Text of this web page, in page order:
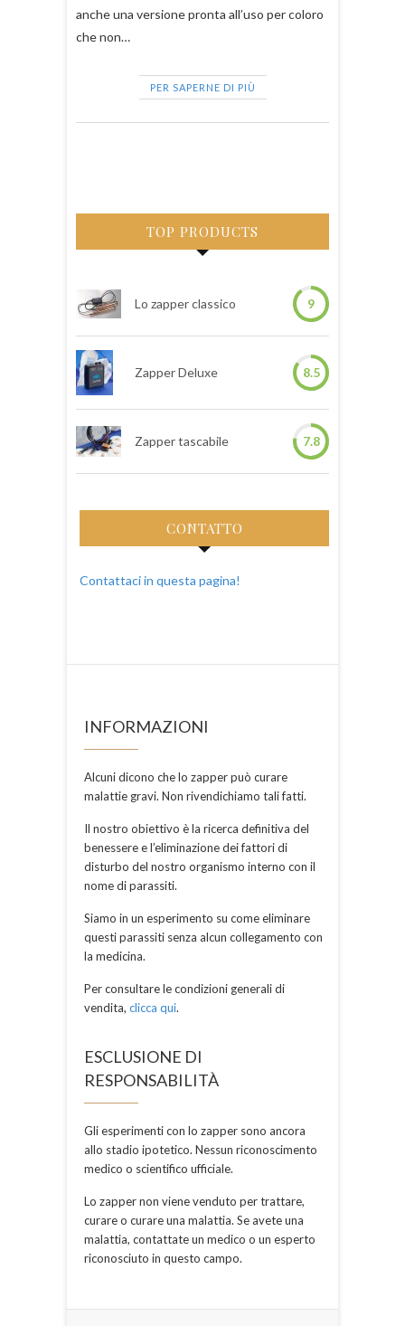
anche una versione pronta all’uso per coloro
che non…
PER SAPERNE DI PIÙ
TOP PRODUCTS
Lo zapper classico 9
Zapper Deluxe 8.5
Zapper tascabile 7.8
CONTATTO
Contattaci in questa pagina!
INFORMAZIONI
Alcuni dicono che lo zapper può curare
malattie gravi. Non rivendichiamo tali fatti.
Il nostro obiettivo è la ricerca definitiva del
benessere e l’eliminazione dei fattori di
disturbo del nostro organismo interno con il
nome di parassiti.
Siamo in un esperimento su come eliminare
questi parassiti senza alcun collegamento con
la medicina.
Per consultare le condizioni generali di
vendita, clicca qui.
ESCLUSIONE DI
RESPONSABILITÀ
Gli esperimenti con lo zapper sono ancora
allo stadio ipotetico. Nessun riconoscimento
medico o scientifico ufficiale.
Lo zapper non viene venduto per trattare,
curare o curare una malattia. Se avete una
malattia, contattate un medico o un esperto
riconosciuto in questo campo.